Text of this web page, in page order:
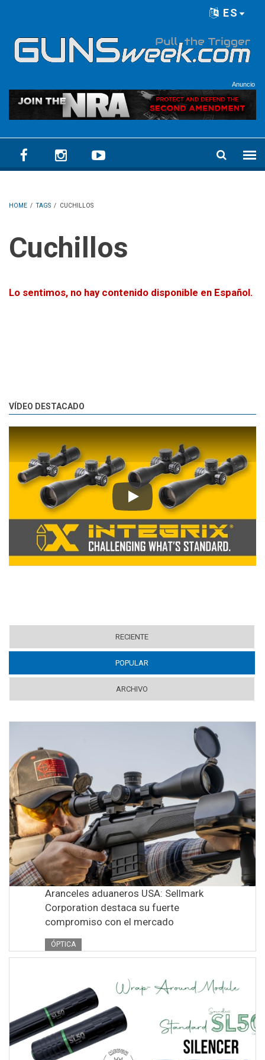
ES
Anuncio
HOME / TAGS / CUCHILLOS
Cuchillos
Lo sentimos, no hay contenido disponible en Español.
VÍDEO DESTACADO
Play
RECIENTE
POPULAR
ARCHIVO
Aranceles aduaneros USA: Sellmark
Corporation destaca su fuerte
compromiso con el mercado
ÓPTICA